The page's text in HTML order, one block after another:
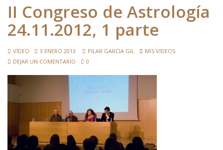
II Congreso de Astrología
24.11.2012, 1 parte
VÍDEO 3 ENERO 2013 PILAR GARCIA GIL
MIS VIDEOS
DEJAR UN COMENTARIO
0